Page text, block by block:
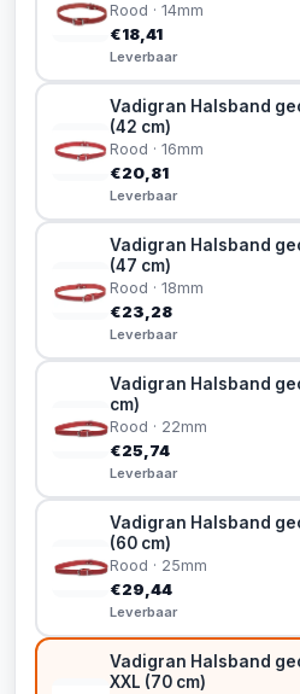
Rood · 14mm
€18,41
Leverbaar
Vadigran Halsband
(42 cm)
Rood · 16mm
€20,81
Leverbaar
Vadigran Halsband
(47 cm)
Rood · 18mm
€23,28
Leverbaar
Vadigran Halsband
cm)
Rood · 22mm
€25,74
Leverbaar
Vadigran Halsband
(60 cm)
Rood · 25mm
€29,44
Leverbaar
Vadigran Halsband
XXL (70 cm)